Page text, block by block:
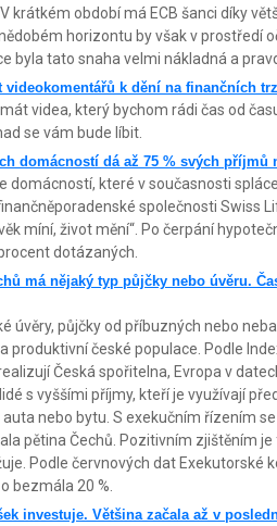
krátkém období má ECB šanci díky
horizontu by však v prostředí
byla tato snaha velmi nákladná a
videokomentářů k dění na finančních
videa, který bychom rádi čas od
se vám bude líbit.
domácností dá až 75 % svých
domácností, které v současnosti
společnosti Swiss
míní, život mění“. Po čerpání
dotázaných.
má nějaký typ půjčky nebo úvěru.
úvěry, půjčky od příbuzných nebo
produktivní české populace. Podle
Česká spořitelna, Evropa v
s vyššími příjmy, kteří je využívají
nebo bytu. S exekučním řízením
pětina Čechů. Pozitivním zjištěním je
Podle červnových dat Exekutorské
bezmála 20 %.
investuje. Většina začala až v